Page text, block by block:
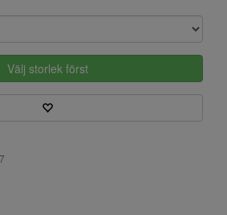
Välj storlek först